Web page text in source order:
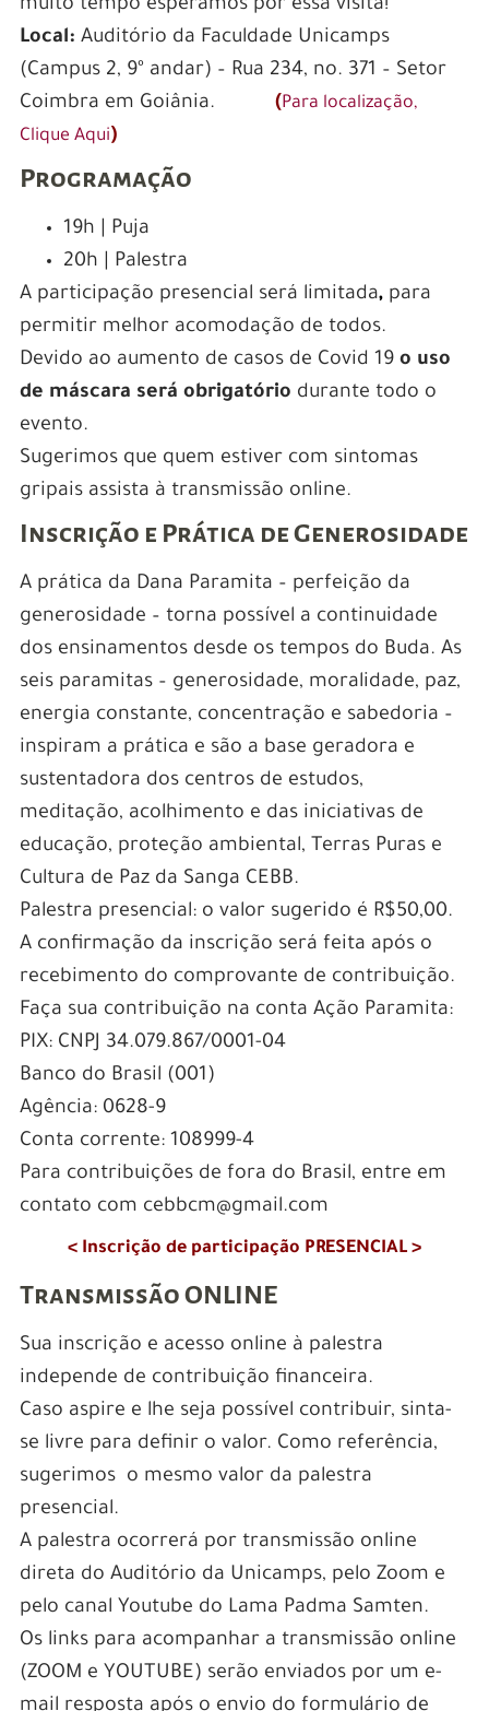
muito tempo esperamos por essa visita!
Local: Auditório da Faculdade Unicamps
(Campus 2, 9º andar) – Rua 234, no. 371 – Setor
Coimbra em Goiânia.
(Para localização,
Clique Aqui)
Programação
19h | Puja
20h | Palestra
A participação presencial será limitada, para
permitir melhor acomodação de todos.
Devido ao aumento de casos de Covid 19 o uso
de máscara será obrigatório durante todo o
evento.
Sugerimos que quem estiver com sintomas
gripais assista à transmissão online.
Inscrição e Prática de Generosidade
A prática da Dana Paramita – perfeição da
generosidade – torna possível a continuidade
dos ensinamentos desde os tempos do Buda. As
seis paramitas – generosidade, moralidade, paz,
energia constante, concentração e sabedoria –
inspiram a prática e são a base geradora e
sustentadora dos centros de estudos,
meditação, acolhimento e das iniciativas de
educação, proteção ambiental, Terras Puras e
Cultura de Paz da Sanga CEBB.
Palestra presencial: o valor sugerido é R$50,00.
A confirmação da inscrição será feita após o
recebimento do comprovante de contribuição.
Faça sua contribuição na conta Ação Paramita:
PIX: CNPJ 34.079.867/0001-04
Banco do Brasil (001)
Agência: 0628-9
Conta corrente: 108999-4
Para contribuições de fora do Brasil, entre em
contato com cebbcm@gmail.com
< Inscrição de participação PRESENCIAL >
Transmissão ONLINE
Sua inscrição e acesso online à palestra
independe de contribuição financeira.
Caso aspire e lhe seja possível contribuir, sinta-
se livre para definir o valor. Como referência,
sugerimos o mesmo valor da palestra
presencial.
A palestra ocorrerá por transmissão online
direta do Auditório da Unicamps, pelo Zoom e
pelo canal Youtube do Lama Padma Samten.
Os links para acompanhar a transmissão online
(ZOOM e YOUTUBE) serão enviados por um e-